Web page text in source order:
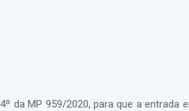
da MP 959/2020, para que a entrada